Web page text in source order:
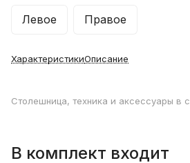
Левое Правое
ХарактеристикиОписание
Столешница, техника и аксессуары в
В комплект входит